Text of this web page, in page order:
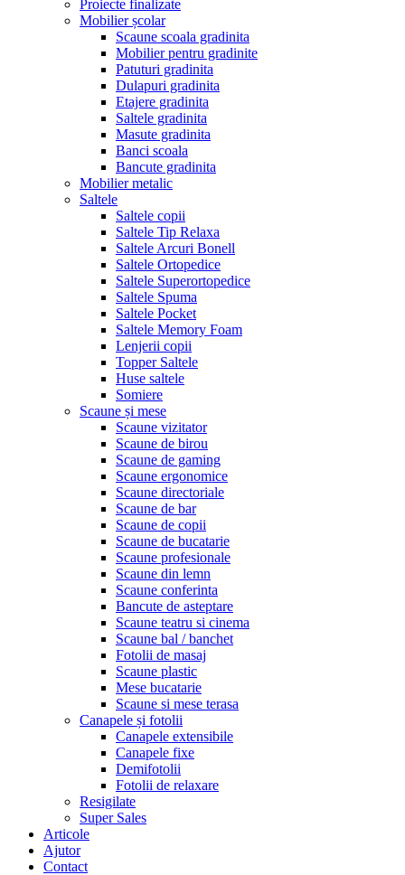
Proiecte finalizate
Mobilier școlar
Scaune scoala gradinita
Mobilier pentru gradinite
Patuturi gradinita
Dulapuri gradinita
Etajere gradinita
Saltele gradinita
Masute gradinita
Banci scoala
Bancute gradinita
Mobilier metalic
Saltele
Saltele copii
Saltele Tip Relaxa
Saltele Arcuri Bonell
Saltele Ortopedice
Saltele Superortopedice
Saltele Spuma
Saltele Pocket
Saltele Memory Foam
Lenjerii copii
Topper Saltele
Huse saltele
Somiere
Scaune și mese
Scaune vizitator
Scaune de birou
Scaune de gaming
Scaune ergonomice
Scaune directoriale
Scaune de bar
Scaune de copii
Scaune de bucatarie
Scaune profesionale
Scaune din lemn
Scaune conferinta
Bancute de asteptare
Scaune teatru si cinema
Scaune bal / banchet
Fotolii de masaj
Scaune plastic
Mese bucatarie
Scaune si mese terasa
Canapele și fotolii
Canapele extensibile
Canapele fixe
Demifotolii
Fotolii de relaxare
Resigilate
Super Sales
Articole
Ajutor
Contact